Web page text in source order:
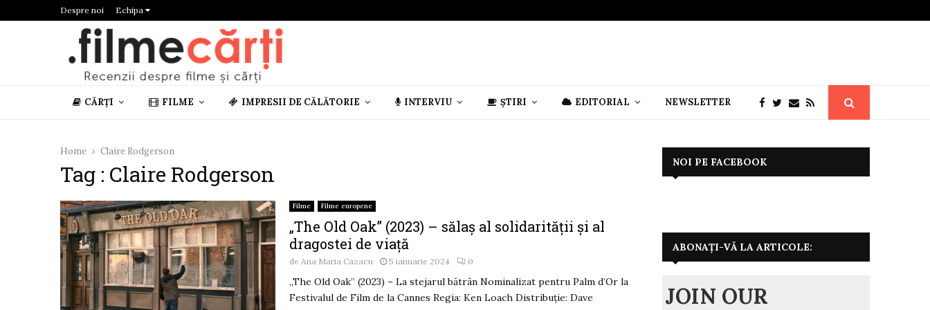
Despre noi Echipa
CĂRȚI FILME IMPRESII DE CĂLĂTORIE INTERVIU ȘTIRI EDITORIAL NEWSLETTER
Home Claire Rodgerson
Tag : Claire Rodgerson
Filme Filme europene
„The Old Oak” (2023) – sălaş al solidarităţii şi al
dragostei de viaţă
de Ana Maria Cazacu 5 ianuarie 2024 0
„The Old Oak” (2023) – La stejarul bătrân Nominalizat pentru Palm d’Or la
Festivalul de Film de la Cannes Regia: Ken Loach Distribuţie: Dave
NOI PE FACEBOOK
ABONAȚI-VĂ LA ARTICOLE:
JOIN OUR